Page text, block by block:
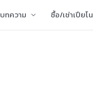
บทความ ซื้อ/เช่าเปียโน